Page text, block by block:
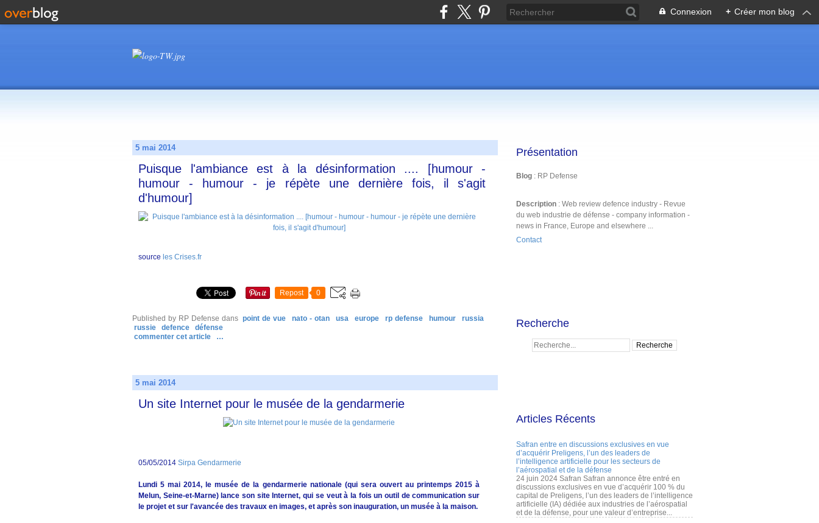
Connexion + Créer mon blog
5 mai 2014
Puisque l'ambiance est à la désinformation .... [humour -
humour - humour - je répète une dernière fois, il s'agit
d'humour]
source les Crises.fr
Repost 0
Published by RP Defense dans point de vue nato - otan usa europe rp defense humour
russia
russie
defence
défense
commenter cet article
…
5 mai 2014
Un site Internet pour le musée de la gendarmerie
05/05/2014 Sirpa Gendarmerie
Lundi 5 mai 2014, le musée de la gendarmerie nationale (qui sera ouvert au printemps 2015 à
Melun, Seine-et-Marne) lance son site Internet, qui se veut à la fois un outil de communication sur
le projet et sur l'avancée des travaux en images, et après son inauguration, un musée à la maison.
Présentation
Blog : RP Defense
Description : Web review defence industry - Revue
du web industrie de défense - company information -
news in France, Europe and elsewhere ...
Contact
Recherche
Articles Récents
Safran entre en discussions exclusives en vue
d’acquérir Preligens, l’un des leaders de
l’intelligence artificielle pour les secteurs de
l’aérospatial et de la défense
24 juin 2024 Safran Safran annonce être entré en
discussions exclusives en vue d’acquérir 100 % du
capital de Preligens, l’un des leaders de l’intelligence
artificielle (IA) dédiée aux industries de l’aérospatial
et de la défense, pour une valeur d’entreprise...